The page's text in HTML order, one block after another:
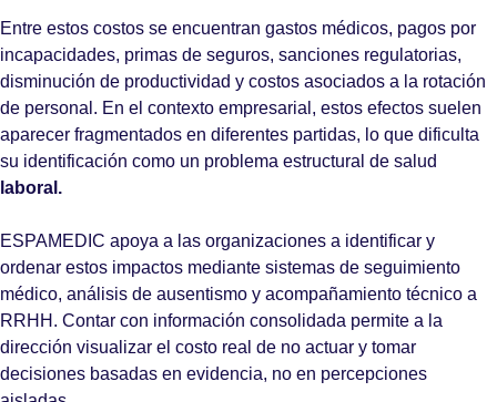
Entre estos costos se encuentran gastos médicos, pagos por
incapacidades, primas de seguros, sanciones regulatorias,
disminución de productividad y costos asociados a la rotación
de personal. En el contexto empresarial, estos efectos suelen
aparecer fragmentados en diferentes partidas, lo que dificulta
su identificación como un problema estructural de salud
laboral.
ESPAMEDIC apoya a las organizaciones a identificar y
ordenar estos impactos mediante sistemas de seguimiento
médico, análisis de ausentismo y acompañamiento técnico a
RRHH. Contar con información consolidada permite a la
dirección visualizar el costo real de no actuar y tomar
decisiones basadas en evidencia, no en percepciones